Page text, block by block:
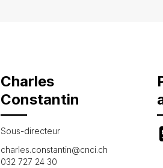
Charles
Constantin
Sous-directeur
charles.constantin@cnci.ch
032 727 24 30